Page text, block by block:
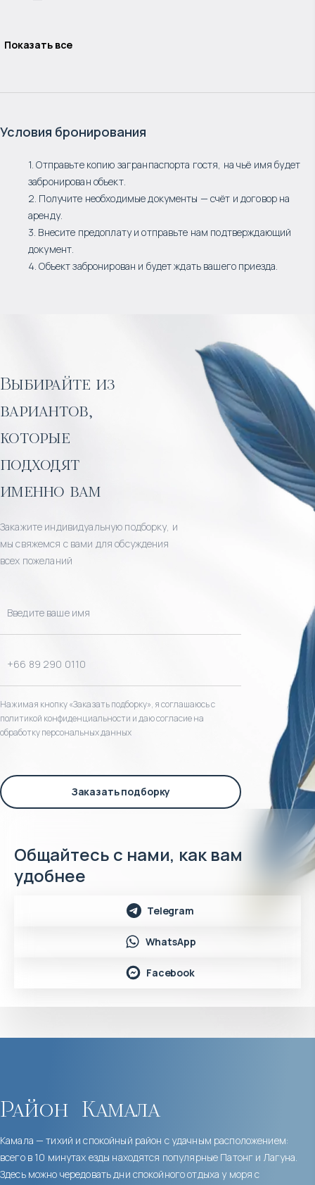
Показать все
Условия бронирования
1. Отправьте копию загранпаспорта гостя, на чьё имя будет
забронирован объект.
2. Получите необходимые документы — счёт и договор на
аренду.
3. Внесите предоплату и отправьте нам подтверждающий
документ.
4. Объект забронирован и будет ждать вашего приезда.
Выбирайте из
вариантов,
которые
подходят
именно вам
Закажите индивидуальную подборку, и
мы свяжемся с вами для обсуждения
всех пожеланий
Нажимая кнопку «Заказать подборку», я соглашаюсь с
политикой конфиденциальности и даю согласие на
обработку персональных данных
Заказать подборку
Общайтесь с нами, как вам
удобнее
Telegram
WhatsApp
Facebook
Район Камала
Камала — тихий и спокойный район с удачным расположением:
всего в 10 минутах езды находятся популярные Патонг и Лагуна.
Здесь можно чередовать дни спокойного отдыха у моря с